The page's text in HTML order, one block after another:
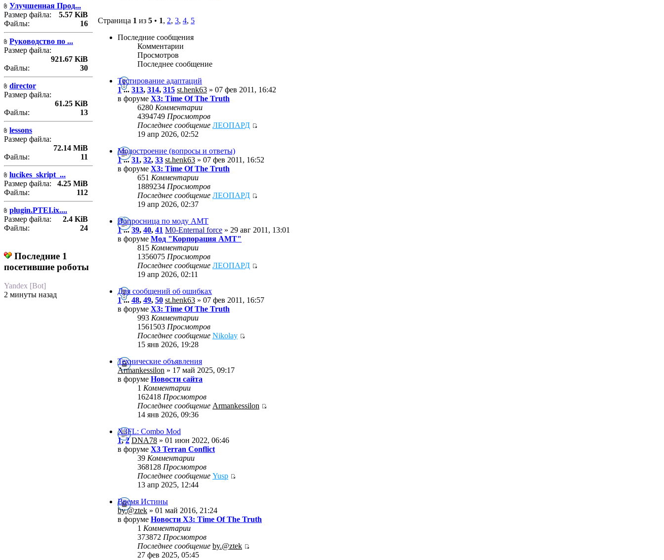
Улучшенная Прод...
Размер файла:
5.57 KiB
Файлы:
16
Руководство по ...
Размер файла:
921.67 KiB
Файлы:
30
director
Размер файла:
61.25 KiB
Файлы:
13
lessons
Размер файла:
72.14 MiB
Файлы:
11
lucikes_skript_...
Размер файла:
4.25 MiB
Файлы:
112
plugin.PTEI.ix....
Размер файла:
2.4 KiB
Файлы:
24
Последние 1
посетившие роботы
Yandex [Bot]
2 минуты назад
Страница 1 из 5 • 1, 2, 3, 4, 5
Последние сообщения
Комментарии
Просмотров
Последнее сообщение
Тестирование адаптаций
1... 313, 314, 315 st.henk63 » 07 фев 2011, 16:42
в форуме X3: Time Of The Truth
6280 Комментарии
4394749 Просмотров
Последнее сообщение ЛЕОПАРД
19 апр 2026, 02:52
Модостроение (вопросы и ответы)
1...31, 32, 33 st.henk63 » 07 фев 2011, 16:52
в форуме X3: Time Of The Truth
651 Комментарии
1889234 Просмотров
Последнее сообщение ЛЕОПАРД
19 апр 2026, 02:37
Вопросница по моду АМТ
1...39, 40, 41 M0-Enternal force » 29 авг 2011, 13:01
в форуме Мод "Корпорация АМТ"
815 Комментарии
1356075 Просмотров
Последнее сообщение ЛЕОПАРД
19 апр 2026, 02:11
Для сообщений об ошибках
1... 48, 49, 50 st.henk63 » 07 фев 2011, 16:57
в форуме X3: Time Of The Truth
993 Комментарии
1561503 Просмотров
Последнее сообщение Nikolay
15 янв 2026, 19:28
Технические объявления
Armankessilon » 17 май 2025, 09:17
в форуме Новости сайта
1 Комментарии
162418 Просмотров
Последнее сообщение Armankessilon
14 янв 2026, 09:36
X3FL: Combo Mod
1,2 DNA78 » 01 июн 2022, 06:46
в форуме X3 Terran Conflict
39 Комментарии
368128 Просмотров
Последнее сообщение Yusp
13 апр 2025, 12:44
Время Истины
by.@ztek » 01 май 2016, 21:24
в форуме Новости X3: Time Of The Truth
1 Комментарии
373872 Просмотров
Последнее сообщение by.@ztek
27 фев 2025, 05:45